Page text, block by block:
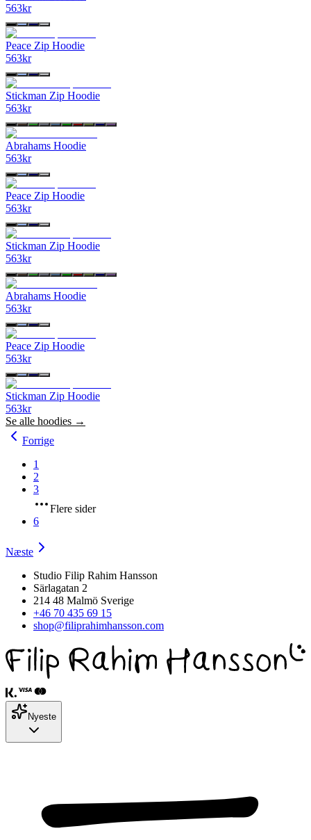
563kr
Peace Zip Hoodie
563kr
Stickman Zip Hoodie
563kr
Abrahams Hoodie
563kr
Peace Zip Hoodie
563kr
Stickman Zip Hoodie
563kr
Abrahams Hoodie
563kr
Peace Zip Hoodie
563kr
Stickman Zip Hoodie
563kr
Se alle hoodies →
Forrige
1
2
3
Flere sider
6
Næste
Studio Filip Rahim Hansson
Särlagatan 2
214 48 Malmö Sverige
+46 70 435 69 15
shop@filiprahimhansson.com
Nyeste